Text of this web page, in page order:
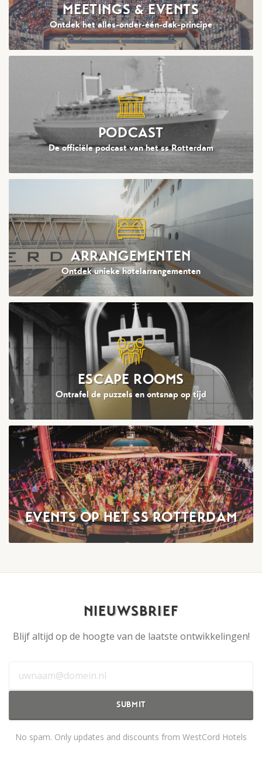
MEETINGS & EVENTS
Ontdek het alles-onder-één-dak-principe
PODCAST
De officiële podcast van het ss Rotterdam
ARRANGEMENTEN
Ontdek unieke hotelarrangementen
ESCAPE ROOMS
Ontrafel de puzzels en ontsnap op tijd
EVENTS OP HET SS ROTTERDAM
NIEUWSBRIEF
Blijf altijd op de hoogte van de laatste ontwikkelingen!
SUBMIT
No spam. Only updates and discounts from WestCord Hotels